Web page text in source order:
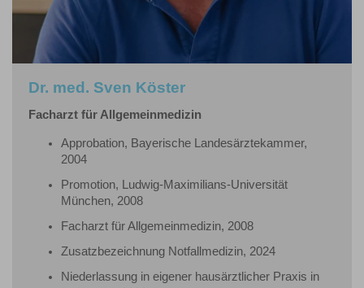
Dr. med. Sven Köster
Facharzt für Allgemeinmedizin
Approbation, Bayerische Landesärztekammer,
2004
Promotion, Ludwig-Maximilians-Universität
München, 2008
Facharzt für Allgemeinmedizin, 2008
Zusatzbezeichnung Notfallmedizin, 2024
Niederlassung in eigener hausärztlicher Praxis in